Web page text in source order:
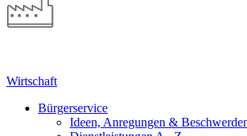
Wirtschaft
Bürgerservice
Ideen, Anregungen &